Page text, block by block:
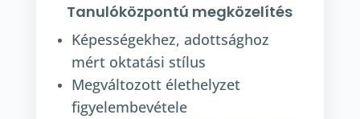
Tanulóközpontú megközelítés
Képességekhez, adottsághoz
mért oktatási stílus
Megváltozott élethelyzet
figyelembevétele